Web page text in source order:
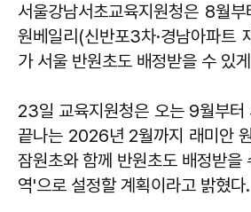
서울강남서초교육지원청은 8월
원베일리(신반포3차·경남아파트
가 서울 반원초도 배정받을 수 있
23일 교육지원청은 오는 9월부터
끝나는 2026년 2월까지 래미안
잠원초와 함께 반원초도 배정받을
역'으로 설정할 계획이라고 밝혔다.